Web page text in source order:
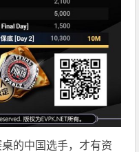
的中国选手，才有资